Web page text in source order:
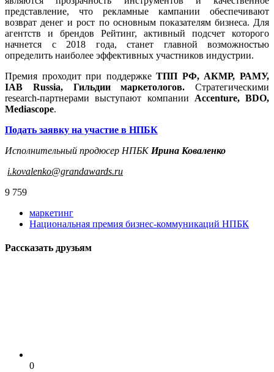
представление, что рекламные кампании обеспечивают
возврат денег и рост по основным показателям бизнеса. Для
агентств и брендов Рейтинг, активный подсчет которого
начнется с 2018 года, станет главной возможностью
определить наиболее эффективных участников индустрии.
Премия проходит при поддержкеТПП РФ, АКМР, РАМУ,
IAB Russia, Гильдии маркетологов. Стратегическими
research-партнерами выступают компании Accenture, BDO,
Mediascope.
Подать заявку на участие в НПБК
Исполнительный продюсер НПБК Ирина Коваленко
i.kovalenko@grandawards.ru
9 759
маркетинг
Национальная премия бизнес-коммуникаций НПБК
Рассказать друзьям
0